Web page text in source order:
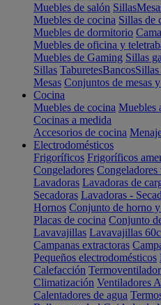
Muebles de salón Sillas
Muebles de cocina Sillas de
Muebles de dormitorio
Muebles de oficina y
Muebles de Gaming Sillas
Sillas TaburetesBancos
Mesas Conjuntos de mesas
Cocina
Muebles de cocina Muebles
Cocinas a medida
Accesorios de cocina
Electrodomésticos
Frigoríficos Frigoríficos
Congeladores Congeladores
Lavadoras Lavadoras de
Secadoras Lavadoras -
Hornos Conjunto de horno
Placas de cocina Conjunto
Lavavajillas Lavavajillas
Campanas extractoras
Pequeños electrodomésticos
Calefacción
Climatización Ventiladores
Calentadores de agua